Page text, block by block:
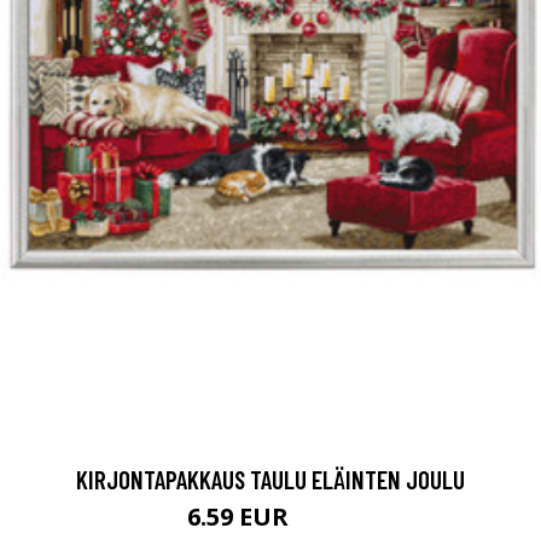
KIRJONTAPAKKAUS TAULU ELÄINTEN JOULU
6.59 EUR